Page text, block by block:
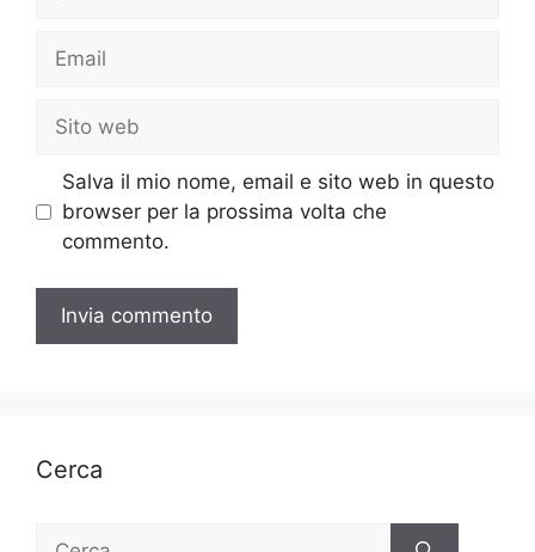
Email
Sito
web
Salva il mio nome, email e sito web in questo
browser per la prossima volta che
commento.
Cerca